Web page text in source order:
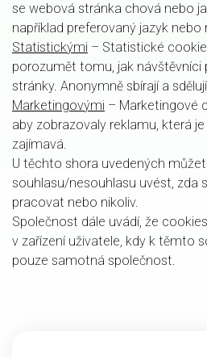
se webová stránka chová nebo
například preferovaný jazyk nebo
Statistickými – Statistické
porozumět tomu, jak návštěvníci
stránky. Anonymně sbírají a
Marketingovými – Marketingové
aby zobrazovaly reklamu, která
zajímavá.
U těchto shora uvedených
souhlasu/nesouhlasu uvést, zda
pracovat nebo nikoliv.
Společnost dále uvádí, že
v zařízení uživatele, kdy k těmto
pouze samotná společnost.